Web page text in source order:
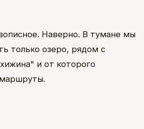
Наверно. В тумане мы
только озеро, рядом с
и от которого